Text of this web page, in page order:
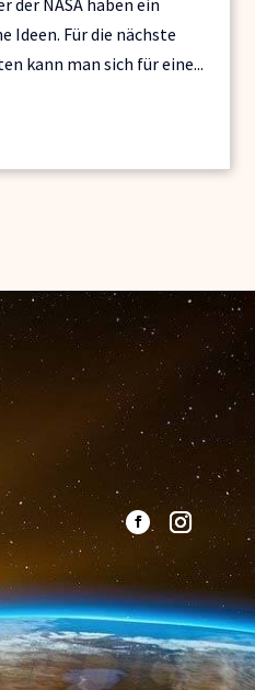
NASA haben ein
Ideen. Für die nächste
kann man sich für eine...